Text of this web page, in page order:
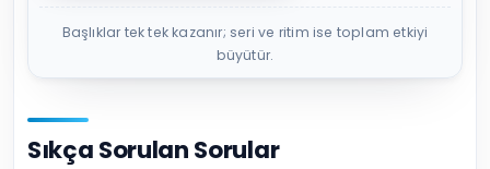
Başlıklar tek tek kazanır; seri ve ritim ise toplam etkiyi
büyütür.
Sıkça Sorulan Sorular